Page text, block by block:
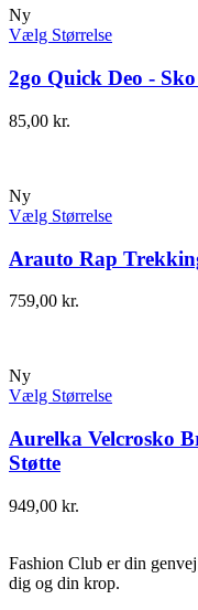
Ny
Vælg Størrelse
2go Quick Deo -
85,00 kr.
Ny
Vælg Størrelse
Arauto Rap
759,00 kr.
Ny
Vælg Størrelse
Aurelka Velcrosko
Støtte
949,00 kr.
Fashion Club er din
dig og din krop.